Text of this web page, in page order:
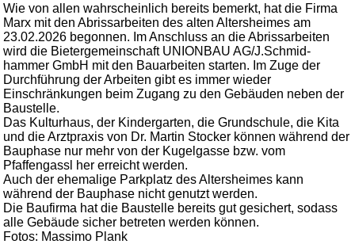
Wie von allen wahrscheinlich bereits bemerkt, hat die Firma
Marx mit den Abrissarbeiten des alten Altersheimes am
23.02.2026 begonnen. Im Anschluss an die Abrissarbeiten
wird die Bietergemeinschaft UNIONBAU AG/J.Schmid-
hammer GmbH mit den Bauarbeiten starten. Im Zuge der
Durchführung der Arbeiten gibt es immer wieder
Einschränkungen beim Zugang zu den Gebäuden neben der
Baustelle.
Das Kulturhaus, der Kindergarten, die Grundschule, die Kita
und die Arztpraxis von Dr. Martin Stocker können während der
Bauphase nur mehr von der Kugelgasse bzw. vom
Pfaffengassl her erreicht werden.
Auch der ehemalige Parkplatz des Altersheimes kann
während der Bauphase nicht genutzt werden.
Die Baufirma hat die Baustelle bereits gut gesichert, sodass
alle Gebäude sicher betreten werden können.
Fotos: Massimo Plank